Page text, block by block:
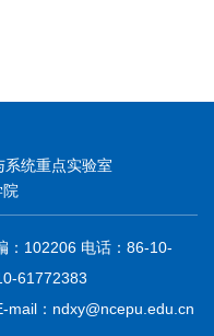
系统重点实验室
院
：102206 电话：86-10-
61772383
mail：ndxy@ncepu.edu.cn